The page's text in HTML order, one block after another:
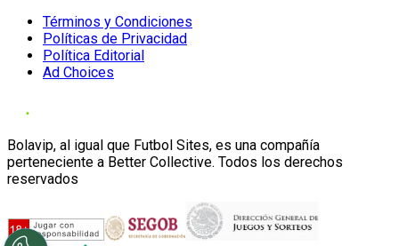
Términos y Condiciones
Políticas de Privacidad
Política Editorial
Ad Choices
Bolavip, al igual que Futbol Sites, es una compañía
perteneciente a Better Collective. Todos los derechos
reservados